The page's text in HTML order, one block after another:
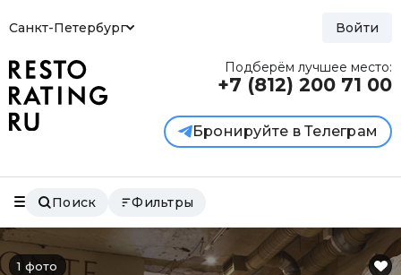
Санкт-Петербург Войти
Подберём лучшее место:
+7 (812) 200 71 00
Бронируйте в Телеграм
Поиск Фильтры
1 фото